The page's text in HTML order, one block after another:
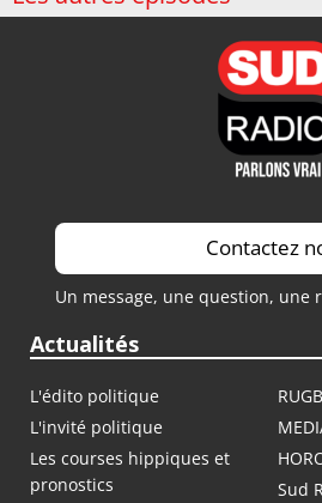
Contactez
Un message, une question, une
Actualités
L'édito politique
L'invité politique
Les courses hippiques et
pronostics
Sud